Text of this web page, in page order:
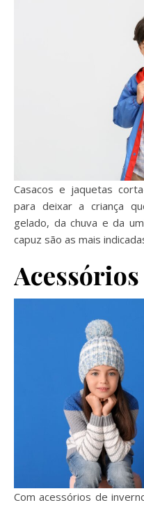
Casacos e jaquetas
para deixar a criança
gelado, da chuva e da
capuz são as mais
Com acessórios de